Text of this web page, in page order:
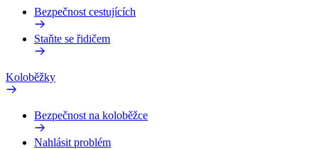
Bezpečnost cestujících
Staňte se řidičem
Koloběžky
Bezpečnost na koloběžce
Nahlásit problém